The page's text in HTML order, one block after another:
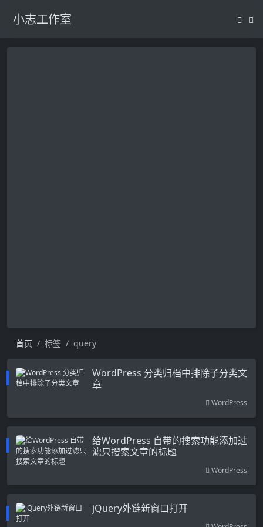
小志工作室
首页 标签 query
WordPress 分类归档中排除子分类文
章
WordPress
给WordPress 自带的搜索功能添加过
滤只搜索文章的标题
WordPress
jQuery外链新窗口打开